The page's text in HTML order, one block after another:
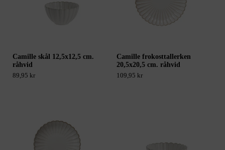
Camille skål 12,5x12,5 cm.
råhvid
89,95 kr
Camille frokosttallerken
20,5x20,5 cm. råhvid
109,95 kr